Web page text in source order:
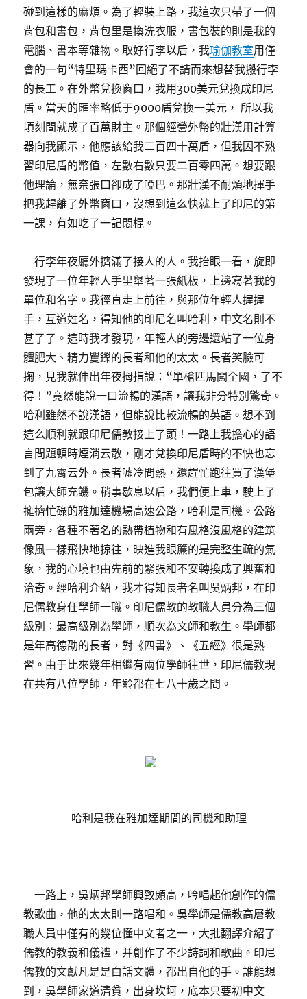
碰到這樣的麻煩。為了輕裝上路，我這次只帶了一個
背包和書包，背包里是換洗衣服，書包裝的則是我的
電腦、書本等雜物。取好行李以后，我瑜伽教室用僅
會的一句“特里瑪卡西”回絕了不請而來想替我搬行李
的長工。在外幣兌換窗口，我用300美元兌換成印尼
盾。當天的匯率略低于9000盾兌換一美元， 所以我
頃刻間就成了百萬財主。那個經營外幣的壯漢用計算
器向我顯示，他應該給我二百四十萬盾，但我因不熟
習印尼盾的幣值，左數右數只要二百零四萬。想要跟
他理論，無奈張口卻成了啞巴。那壯漢不耐煩地揮手
把我趕離了外幣窗口，沒想到這么快就上了印尼的第
一課，有如吃了一記悶棍。
行李年夜廳外擠滿了接人的人。我抬眼一看，旋即
發現了一位年輕人手里舉著一張紙板，上邊寫著我的
單位和名字。我徑直走上前往，與那位年輕人握握
手，互道姓名，得知他的印尼名叫哈利，中文名則不
甚了了。這時我才發現，年輕人的旁邊還站了一位身
體肥大、精力矍鑠的長者和他的太太。長者笑臉可
掬，見我就伸出年夜拇指說：“單槍匹馬闖全國，了不
得！”竟然能說一口流暢的漢語，讓我非分特別驚奇。
哈利雖然不說漢語，但能說比較流暢的英語。想不到
這么順利就跟印尼儒教接上了頭！一路上我擔心的語
言問題頓時煙消云散，剛才兌換印尼盾時的不快也忘
到了九霄云外。長者噓冷問熱，還趕忙跑往買了漢堡
包讓大師充饑。稍事歇息以后，我們便上車，駛上了
擁擠忙碌的雅加達機場高速公路，哈利是司機。公路
兩旁，各種不著名的熱帶植物和有風格沒風格的建筑
像風一樣飛快地掠往，映進我眼簾的是完整生疏的氣
象，我的心境也由先前的緊張和不安轉換成了興奮和
洽奇。經哈利介紹，我才得知長者名叫吳炳邦，在印
尼儒教身任學師一職。印尼儒教的教職人員分為三個
級別：最高級別為學師，順次為文師和教生。學師都
是年高德劭的長者，對《四書》、《五經》很是熟
習。由于比來幾年相繼有兩位學師往世，印尼儒教現
在共有八位學師，年齡都在七八十歲之間。
哈利是我在雅加達期間的司機和助理
一路上，吳炳邦學師興致頗高，吟唱起他創作的儒
教歌曲，他的太太則一路唱和。吳學師是儒教高層教
職人員中僅有的幾位懂中文者之一，大批翻譯介紹了
儒教的教義和儀禮，并創作了不少詩詞和歌曲。印尼
儒教的文獻凡是是白話文體，都出自他的手。誰能想
到，吳學師家道清貧，出身坎坷，底本只要初中文